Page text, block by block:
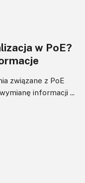
w PoE?
związane z PoE
informacji ...